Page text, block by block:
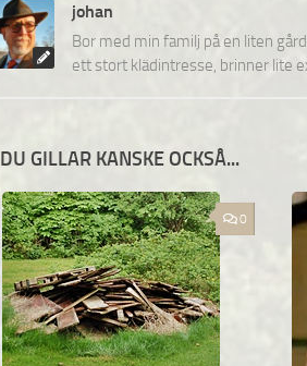
johan
Bor med min familj på en liten
ett stort klädintresse, brinner lite
DU GILLAR KANSKE OCKSÅ...
0